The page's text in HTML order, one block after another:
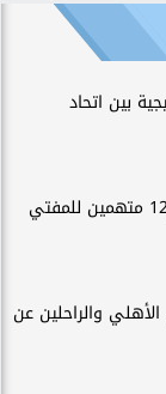
بين اتحاد
إحالة أوراق سارة خليفة و12 متهمين للمفتي
والراحلين عن